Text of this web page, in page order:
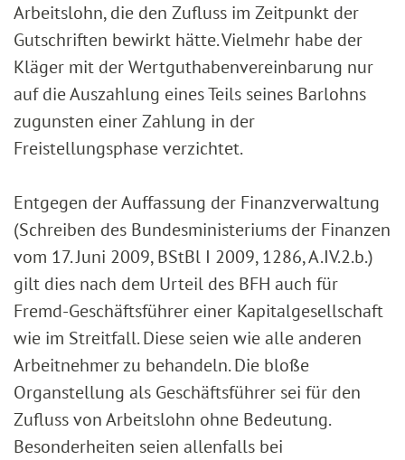
Arbeitslohn, die den Zufluss im Zeitpunkt der
Gutschriften bewirkt hätte. Vielmehr habe der
Kläger mit der Wertguthabenvereinbarung nur
auf die Auszahlung eines Teils seines Barlohns
zugunsten einer Zahlung in der
Freistellungsphase verzichtet.
Entgegen der Auffassung der Finanzverwaltung
(Schreiben des Bundesministeriums der Finanzen
vom 17. Juni 2009, BStBl I 2009, 1286, A.IV.2.b.)
gilt dies nach dem Urteil des BFH auch für
Fremd-Geschäftsführer einer Kapitalgesellschaft
wie im Streitfall. Diese seien wie alle anderen
Arbeitnehmer zu behandeln. Die bloße
Organstellung als Geschäftsführer sei für den
Zufluss von Arbeitslohn ohne Bedeutung.
Besonderheiten seien allenfalls bei